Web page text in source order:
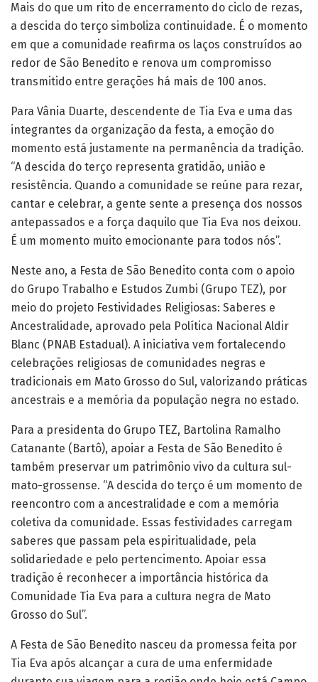
Mais do que um rito de encerramento do ciclo de rezas,
a descida do terço simboliza continuidade. É o momento
em que a comunidade reafirma os laços construídos ao
redor de São Benedito e renova um compromisso
transmitido entre gerações há mais de 100 anos.
Para Vânia Duarte, descendente de Tia Eva e uma das
integrantes da organização da festa, a emoção do
momento está justamente na permanência da tradição.
“A descida do terço representa gratidão, união e
resistência. Quando a comunidade se reúne para rezar,
cantar e celebrar, a gente sente a presença dos nossos
antepassados e a força daquilo que Tia Eva nos deixou.
É um momento muito emocionante para todos nós”.
Neste ano, a Festa de São Benedito conta com o apoio
do Grupo Trabalho e Estudos Zumbi (Grupo TEZ), por
meio do projeto Festividades Religiosas: Saberes e
Ancestralidade, aprovado pela Política Nacional Aldir
Blanc (PNAB Estadual). A iniciativa vem fortalecendo
celebrações religiosas de comunidades negras e
tradicionais em Mato Grosso do Sul, valorizando práticas
ancestrais e a memória da população negra no estado.
Para a presidenta do Grupo TEZ, Bartolina Ramalho
Catanante (Bartô), apoiar a Festa de São Benedito é
também preservar um patrimônio vivo da cultura sul-
mato-grossense. “A descida do terço é um momento de
reencontro com a ancestralidade e com a memória
coletiva da comunidade. Essas festividades carregam
saberes que passam pela espiritualidade, pela
solidariedade e pelo pertencimento. Apoiar essa
tradição é reconhecer a importância histórica da
Comunidade Tia Eva para a cultura negra de Mato
Grosso do Sul”.
A Festa de São Benedito nasceu da promessa feita por
Tia Eva após alcançar a cura de uma enfermidade